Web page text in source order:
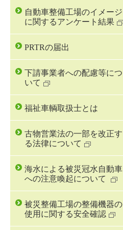
自動車整備工場のイメージ
に関するアンケート結果
PRTRの届出
下請事業者への配慮等につ
いて
福祉車輌取扱士とは
古物営業法の一部を改正す
る法律について
海水による被災冠水自動車
への注意喚起について
被災整備工場の整備機器の
使用に関する安全確認